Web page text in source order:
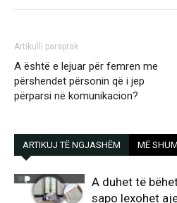
Artikulli paraprak
A është e lejuar për femren me
përshendet përsonin që i jep
përparsi në komunikacion?
ARTIKUJ TË NGJASHËM MË
A duhet të
sapo lexohet